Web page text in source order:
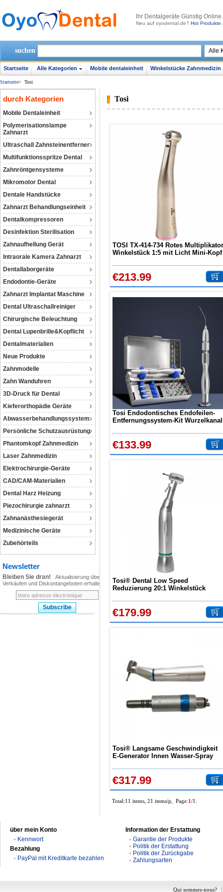
lhr Dentalgeräte Günstig
Neu auf oyodental.de? Hot Produkte
suchen
Startseite Alle Kategorien Mobile dentaleinheit Winkelstücke Zahnmedizin
Startseite> Tosi
durch Kategorien
Mobile Dentaleinheit
Polymerisationslampe
Zahnarzt
Ultraschall Zahnsteinentferner
Multifunktionsspritze Dental
Zahnröntgensysteme
Mikromotor Dental
Dentale Handstücke
Zahnarzt Behandlungseinheit
Dentalkompressoren‎
Desinfektion Sterilisation
Zahnaufhellung Gerät
Intraorale Kamera Zahnarzt
Dentallaborgeräte
Endodontie-Geräte
Zahnarzt Implantat Maschine
Dental Ultraschallreiniger
Chirurgische Beleuchtung
Dental Lupenbrille&Kopflicht
Dentalmaterialien
Neue Produkte
Zahnmodelle
Zahn Wanduhren
3D-Druck für Dental
Kieferorthopädie Geräte
Abwasserbehandlungssystem
Persönliche Schutzausrüstung
Phantomkopf Zahnmedizin
Laser Zahnmedizin
Elektrochirurgie-Geräte
CAD/CAM-Materialien
Dental Harz Heizung
Piezochirurgie zahnarzt
Zahnanästhesiegerät
Medizinische Geräte
Zubehörteils
Newsletter
Bleiben Sie dran!
Aktualisierung über
Verkäufen und Diskontangeboten erhalten!
Tosi
TOSI TX-414-734 Rotes Multiplikator
Winkelstück 1:5 mit Licht Mini-Kopf
€213.99
Tosi Endodontisches Endofeilen-
Entfernungssystem-Kit
€133.99
Tosi® Dental Low Speed
Reduzierung 20:1 Winkelstück
€179.99
Tosi® Langsame Geschwindigkeit
E-Generator Innen Wasser-Spray
€317.99
Total:11 items, 21 items/p, Page:1/1.
über mein Konto
Kennwort
Bezahlung
PayPal mit Kreditkarte bezahlen
Information der Erstattung
Garantie der Produkte
Politik der Erstattung
Politik der Zurückgabe
Zahlungsarten
Qui sommes-nous? |